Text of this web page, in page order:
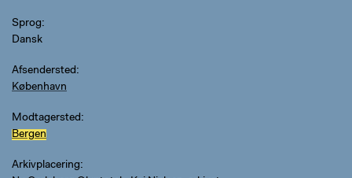
Sprog
Dansk
Afsendersted
København
Modtagersted
Bergen
Arkivplacering